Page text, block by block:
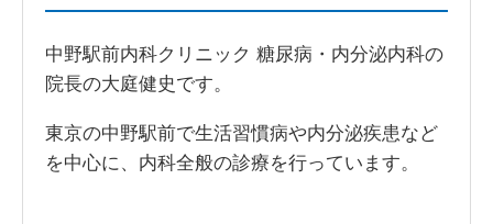
中野駅前内科クリニック 糖尿病・内分泌内科の
院長の大庭健史です。
東京の中野駅前で生活習慣病や内分泌疾患など
を中心に、内科全般の診療を行っています。